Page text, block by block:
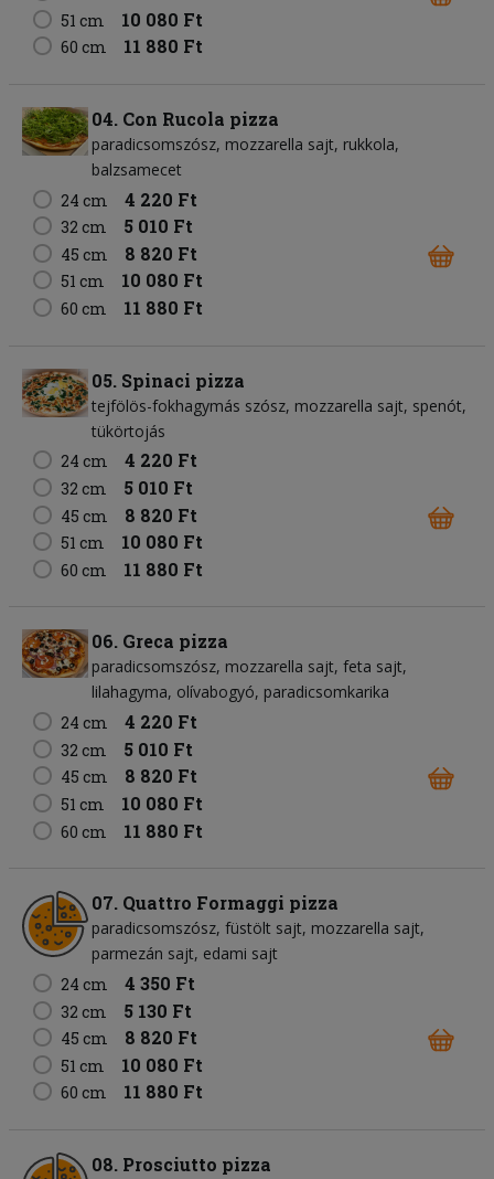
51 cm 10 080 Ft
60 cm 11 880 Ft
04. Con Rucola pizza
paradicsomszósz mozzarella sajt rukkola
balzsamecet
24 cm
4 220 Ft
32 cm 5 010 Ft
45 cm 8 820 Ft
51 cm 10 080 Ft
60 cm 11 880 Ft
05. Spinaci pizza
tejfölös-fokhagymás szósz mozzarella sajt spenót
tükörtojás
24 cm
4 220 Ft
32 cm 5 010 Ft
45 cm 8 820 Ft
51 cm 10 080 Ft
60 cm 11 880 Ft
06. Greca pizza
paradicsomszósz mozzarella sajt feta sajt
lilahagyma olívabogyó paradicsomkarika
24 cm
4 220 Ft
32 cm 5 010 Ft
45 cm 8 820 Ft
51 cm 10 080 Ft
60 cm 11 880 Ft
07. Quattro Formaggi pizza
paradicsomszósz füstölt sajt mozzarella sajt
parmezán sajt edami sajt
24 cm
4 350 Ft
32 cm 5 130 Ft
45 cm 8 820 Ft
51 cm 10 080 Ft
60 cm 11 880 Ft
08. Prosciutto pizza